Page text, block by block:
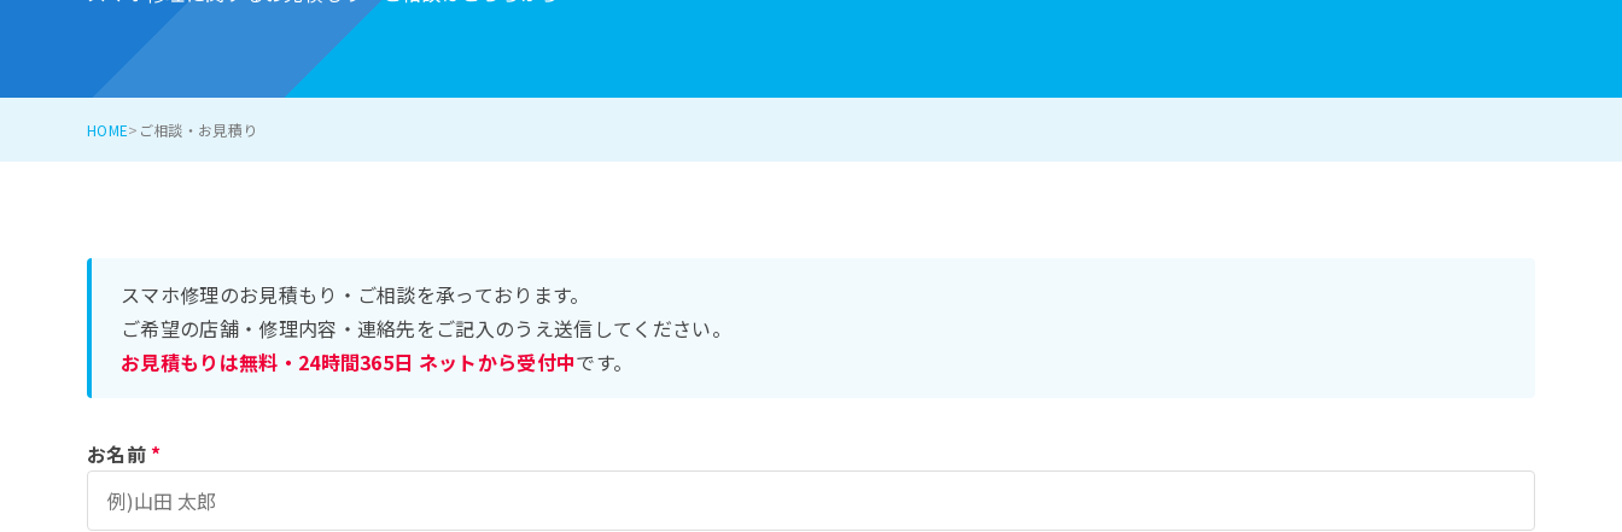
HOME ご相談・お見積り
スマホ修理のお見積もり・ご相談を承っております。
ご希望の店舗・修理内容・連絡先をご記入のうえ送信してください。
お見積もりは無料・24時間365日 ネットから受付中です。
お名前 *